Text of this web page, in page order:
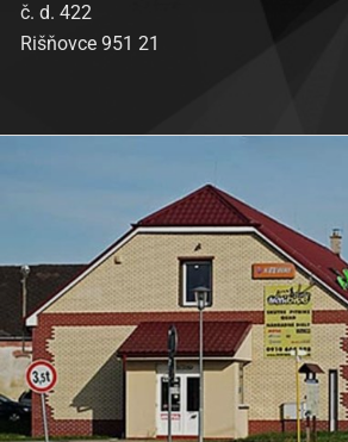
č. d. 422
Rišňovce 951 21